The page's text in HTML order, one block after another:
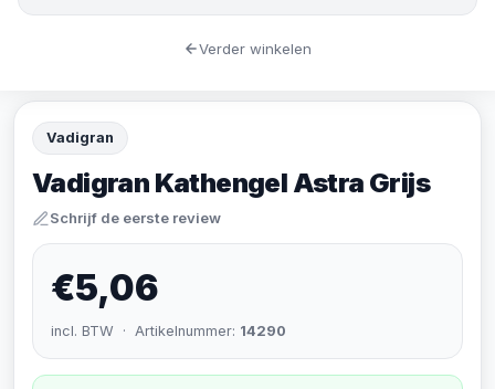
Vadigran
Vadigran Kathengel Astra Grijs
Schrijf de eerste review
€5,06
incl. BTW · Artikelnummer: 14290
Verder winkelen